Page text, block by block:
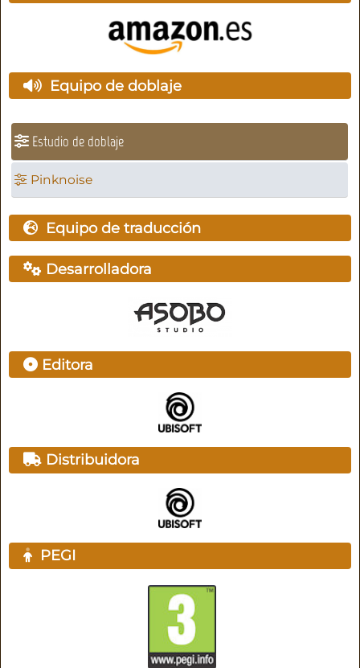
Equipo de doblaje
Estudio de doblaje
Pinknoise
Equipo de traducción
Desarrolladora
Editora
Distribuidora
PEGI